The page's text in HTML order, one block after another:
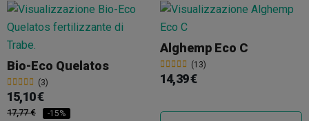
Bio-Eco Quelatos
(3)
15,10 €
17,77 € -15%
Alghemp Eco C
(13)
14,39 €